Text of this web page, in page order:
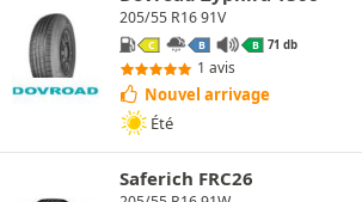
205/55 R16 91V
C B B 71 db
1 avis
Nouvel arrivage
Été
Saferich FRC26